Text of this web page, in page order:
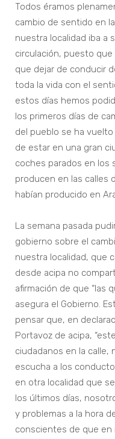
Todos éramos
cambio de sentido en
nuestra localidad iba a
circulación, puesto
que dejar de conducir
toda la vida con el
estos días hemos
los primeros días de
del pueblo se ha
de estar en una gran
coches parados en los
producen en las calles
habían producido en
La semana pasada
gobierno sobre el
nuestra localidad, que
desde acipa no
afirmación de que “las
asegura el Gobierno.
pensar que, en
Portavoz de acipa,
ciudadanos en la calle,
escucha a los
en otra localidad que
los últimos días,
y problemas a la hora
conscientes de que en